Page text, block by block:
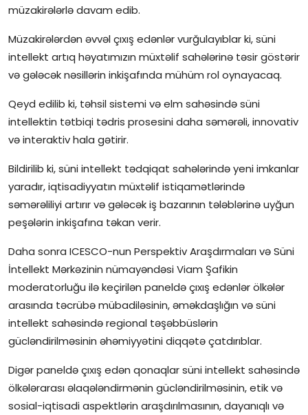
müzakirələrlə davam edib.
Müzakirələrdən əvvəl çıxış edənlər vurğulayıblar ki, süni
intellekt artıq həyatımızın müxtəlif sahələrinə təsir göstərir
və gələcək nəsillərin inkişafında mühüm rol oynayacaq.
Qeyd edilib ki, təhsil sistemi və elm sahəsində süni
intellektin tətbiqi tədris prosesini daha səmərəli, innovativ
və interaktiv hala gətirir.
Bildirilib ki, süni intellekt tədqiqat sahələrində yeni imkanlar
yaradır, iqtisadiyyatın müxtəlif istiqamətlərində
səmərəliliyi artırır və gələcək iş bazarının tələblərinə uyğun
peşələrin inkişafına təkan verir.
Daha sonra ICESCO-nun Perspektiv Araşdırmaları və Süni
İntellekt Mərkəzinin nümayəndəsi Viam Şafikin
moderatorluğu ilə keçirilən paneldə çıxış edənlər ölkələr
arasında təcrübə mübadiləsinin, əməkdaşlığın və süni
intellekt sahəsində regional təşəbbüslərin
gücləndirilməsinin əhəmiyyətini diqqətə çatdırıblar.
Digər paneldə çıxış edən qonaqlar süni intellekt sahəsində
ölkələrarası əlaqələndirmənin gücləndirilməsinin, etik və
sosial-iqtisadi aspektlərin araşdırılmasının, dayanıqlı və